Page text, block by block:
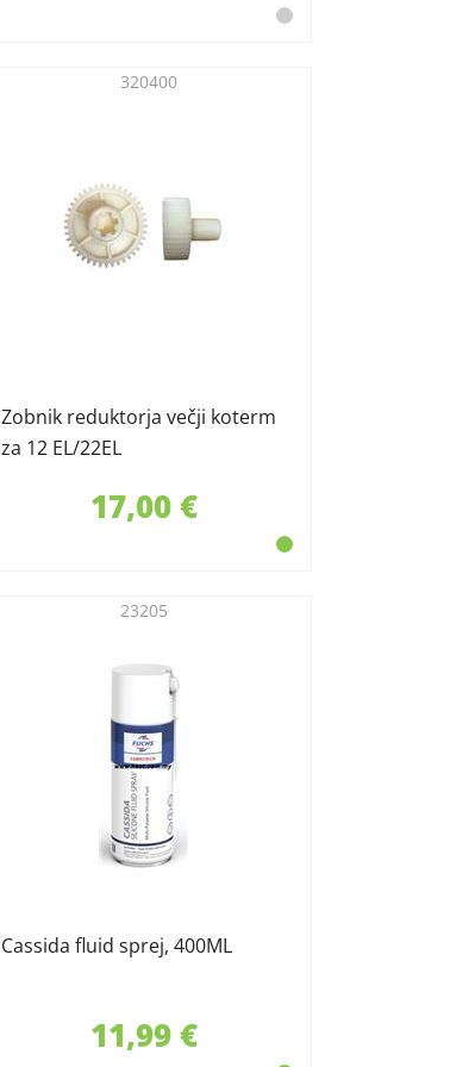
Zobnik reduktorja večji koterm
za 12 EL/22EL
320400
17,00 €
Cassida fluid sprej, 400ML
23205
11,99 €